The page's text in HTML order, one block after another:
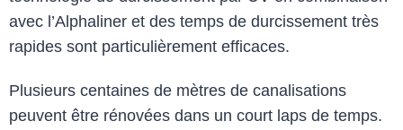
avec l’Alphaliner et des temps de durcissement très
rapides sont particulièrement efficaces.
Plusieurs centaines de mètres de canalisations
peuvent être rénovées dans un court laps de temps.